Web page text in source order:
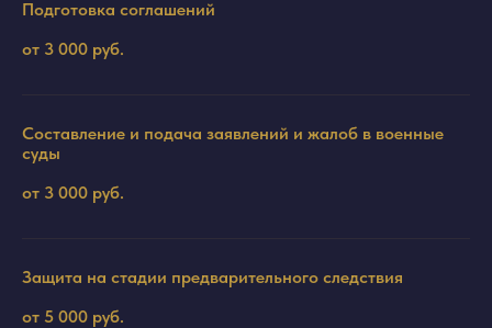
Подготовка соглашений
от 3 000 руб.
Составление и подача заявлений и жалоб в военные
суды
от 3 000 руб.
Защита на стадии предварительного следствия
от 5 000 руб.